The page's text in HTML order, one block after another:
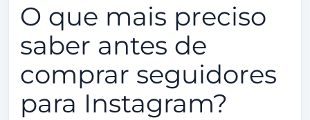
O que mais preciso
saber antes de
comprar seguidores
para Instagram?